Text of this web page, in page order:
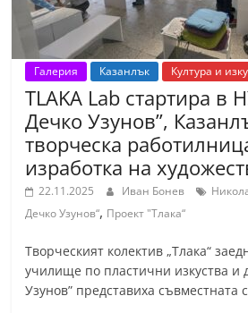
Галерия Казанлък Култура и
TLAKA Lab стартира в
Дечко Узунов”,
творческа
изработка на
22.11.2025 Иван Бонев
Дечко Узунов“, Проект "Тлака“
Творческият колектив „Тлака“
училище по пластични изкуства и
Узунов” представиха съвместната